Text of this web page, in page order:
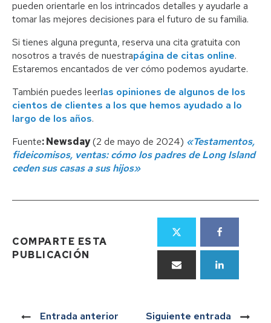
pueden orientarle en los intrincados detalles y ayudarle a
tomar las mejores decisiones para el futuro de su familia.
Si tienes alguna pregunta, reserva una cita gratuita con
nosotros a través de nuestrapágina de citas online.
Estaremos encantados de ver cómo podemos ayudarte.
También puedes leerlas opiniones de algunos de los
cientos de clientes a los que hemos ayudado a lo
largo de los años.
Fuente: Newsday(2 de mayo de 2024) «Testamentos,
fideicomisos, ventas: cómo los padres de Long Island
ceden sus casas a sus hijos»
COMPARTE ESTA
PUBLICACIÓN
Entrada anterior Siguiente entrada